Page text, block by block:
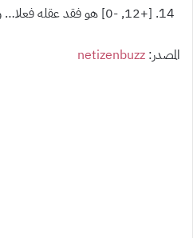
[+12,
-0] هو فقد عقله فعلا…
المصدر:
netizenbuzz